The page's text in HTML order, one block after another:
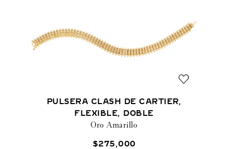
PULSERA CLASH DE CARTIER,
FLEXIBLE, DOBLE
Oro Amarillo
$275,000